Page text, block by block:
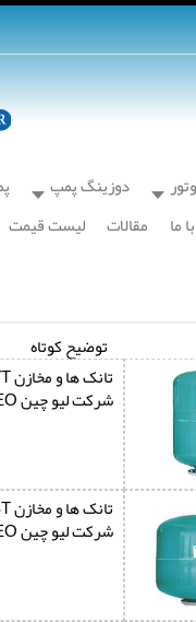
دوزینگ پمپ
ما مقالات لیست قیمت
توضیح کوتاه
شرکت لیو چین LEO
شرکت لیو چین LEO